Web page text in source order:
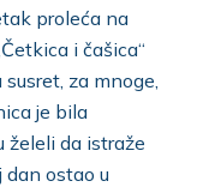
proleća na
i čašica“
za mnoge,
je bila
želeli da istraže
ostao u